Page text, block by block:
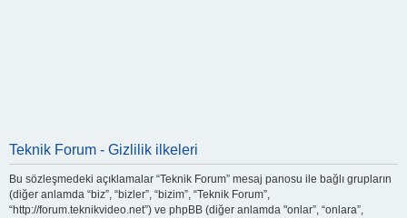
Teknik Forum - Gizlilik ilkeleri
Bu sözleşmedeki açıklamalar “Teknik Forum” mesaj panosu ile bağlı grupların
(diğer anlamda “biz”, “bizler”, “bizim”, “Teknik Forum”,
“http://forum.teknikvideo.net”) ve phpBB (diğer anlamda "onlar”, “onlara”,